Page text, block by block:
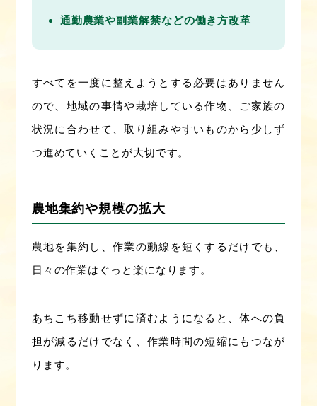
通勤農業や副業解禁などの働き方改革
すべてを一度に整えようとする必要はありません
ので、地域の事情や栽培している作物、ご家族の
状況に合わせて、取り組みやすいものから少しず
つ進めていくことが大切です。
農地集約や規模の拡大
農地を集約し、作業の動線を短くするだけでも、
日々の作業はぐっと楽になります。
あちこち移動せずに済むようになると、体への負
担が減るだけでなく、作業時間の短縮にもつなが
ります。